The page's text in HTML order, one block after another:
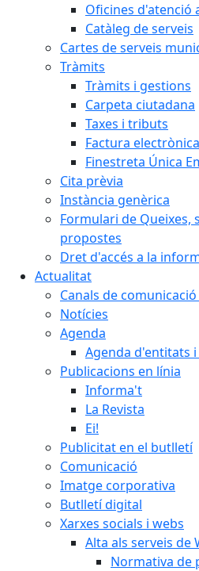
Oficines d'atenció
Catàleg de serveis
Cartes de serveis
Tràmits
Tràmits i gestions
Carpeta ciutadana
Taxes i tributs
Factura electrònica
Finestreta Única
Cita prèvia
Instància genèrica
Formulari de Queixes,
propostes
Dret d'accés a la
Actualitat
Canals de
Notícies
Agenda
Agenda d'entitats
Publicacions en línia
Informa't
La Revista
Ei!
Publicitat en el butlletí
Comunicació
Imatge corporativa
Butlletí digital
Xarxes socials i webs
Alta als serveis de
Normativa de